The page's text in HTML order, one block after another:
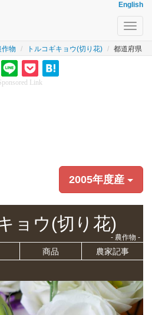
English
作物 トルコギキョウ(切り花) 都道府県
Link
2005年度産
ョウ(切り花)
- 農作物 -
商品
農家記事